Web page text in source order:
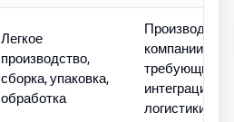
Легкое
производство,
сборка, упаковка,
обработка
компании,
требующие
интеграции
логистики